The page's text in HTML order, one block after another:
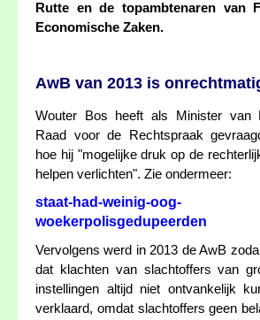
Rutte en de topambtenaren van
Economische Zaken.
AwB van 2013 is
Wouter Bos heeft als Minister van
Raad voor de Rechtspraak
hoe hij "mogelijke druk op de
helpen verlichten". Zie ondermeer:
staat-had-weinig-oog-
woekerpolisgedupeerden
Vervolgens werd in 2013 de AwB
dat klachten van slachtoffers van
instellingen altijd niet ontvankelijk
verklaard, omdat slachtoffers geen